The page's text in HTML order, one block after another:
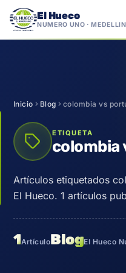
El Hueco
NÚMERO UNO · MEDELLÍN
Inicio Blog colombia vs
ETIQUETA
colombia
Artículos etiquetados
El Hueco. 1 artículos
1ArtículoBlogEl Hueco